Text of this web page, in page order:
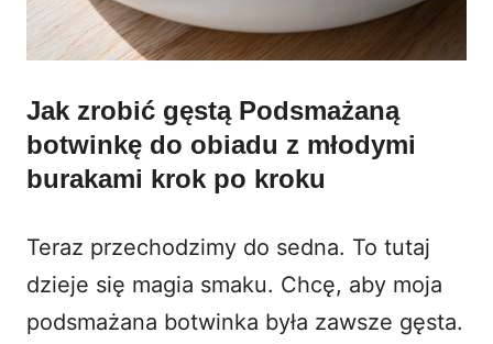
Jak zrobić gęstą Podsmażaną
botwinkę do obiadu z młodymi
burakami krok po kroku
Teraz przechodzimy do sedna. To tutaj
dzieje się magia smaku. Chcę, aby moja
podsmażana botwinka była zawsze gęsta.